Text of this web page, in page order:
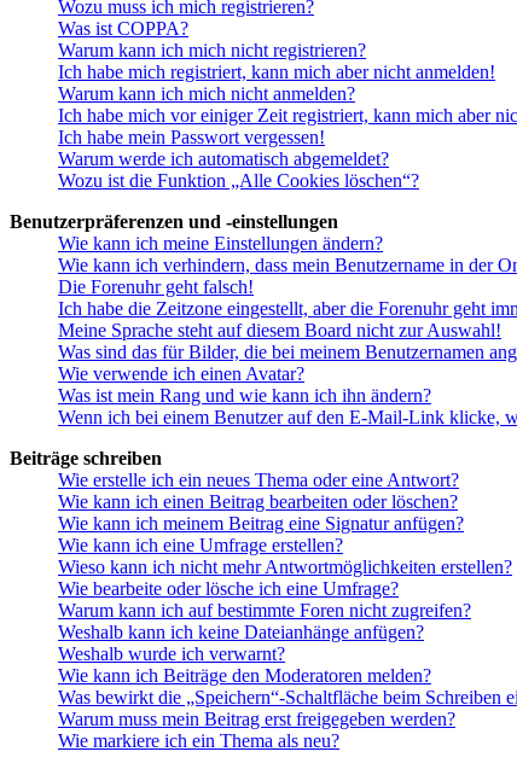
Wozu muss ich mich registrieren?
Was ist COPPA?
Warum kann ich mich nicht registrieren?
Ich habe mich registriert, kann mich aber nicht anmelden!
Warum kann ich mich nicht anmelden?
Ich habe mich vor einiger Zeit registriert, kann mich aber
Ich habe mein Passwort vergessen!
Warum werde ich automatisch abgemeldet?
Wozu ist die Funktion „Alle Cookies löschen“?
Benutzerpräferenzen und -einstellungen
Wie kann ich meine Einstellungen ändern?
Wie kann ich verhindern, dass mein Benutzername in der
Die Forenuhr geht falsch!
Ich habe die Zeitzone eingestellt, aber die Forenuhr geht
Meine Sprache steht auf diesem Board nicht zur Auswahl!
Was sind das für Bilder, die bei meinem Benutzernamen
Wie verwende ich einen Avatar?
Was ist mein Rang und wie kann ich ihn ändern?
Wenn ich bei einem Benutzer auf den E-Mail-Link klicke,
Beiträge schreiben
Wie erstelle ich ein neues Thema oder eine Antwort?
Wie kann ich einen Beitrag bearbeiten oder löschen?
Wie kann ich meinem Beitrag eine Signatur anfügen?
Wie kann ich eine Umfrage erstellen?
Wieso kann ich nicht mehr Antwortmöglichkeiten erstellen?
Wie bearbeite oder lösche ich eine Umfrage?
Warum kann ich auf bestimmte Foren nicht zugreifen?
Weshalb kann ich keine Dateianhänge anfügen?
Weshalb wurde ich verwarnt?
Wie kann ich Beiträge den Moderatoren melden?
Was bewirkt die „Speichern“-Schaltfläche beim Schreiben
Warum muss mein Beitrag erst freigegeben werden?
Wie markiere ich ein Thema als neu?